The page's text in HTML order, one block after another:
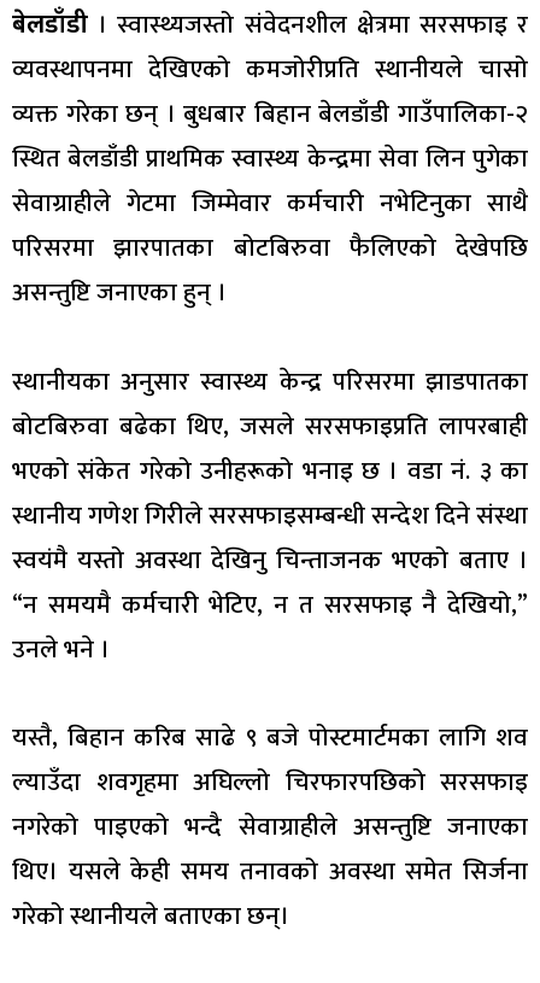
बेलडाँडी । स्वास्थ्यजस्तो संवेदनशील क्षेत्रमा सरसफाइ र
व्यवस्थापनमा देखिएको कमजोरीप्रति स्थानीयले चासो
व्यक्त गरेका छन् । बुधबार बिहान बेलडाँडी गाउँपालिका-२
स्थित बेलडाँडी प्राथमिक स्वास्थ्य केन्द्रमा सेवा लिन पुगेका
सेवाग्राहीले गेटमा जिम्मेवार कर्मचारी नभेटिनुका साथै
परिसरमा झारपातका बोटबिरुवा फैलिएको देखेपछि
असन्तुष्टि जनाएका हुन् ।
स्थानीयका अनुसार स्वास्थ्य केन्द्र परिसरमा झाडपातका
बोटबिरुवा बढेका थिए, जसले सरसफाइप्रति लापरबाही
भएको संकेत गरेको उनीहरूको भनाइ छ । वडा नं. ३ का
स्थानीय गणेश गिरीले सरसफाइसम्बन्धी सन्देश दिने संस्था
स्वयंमै यस्तो अवस्था देखिनु चिन्ताजनक भएको बताए ।
“न समयमै कर्मचारी भेटिए, न त सरसफाइ नै देखियो,”
उनले भने ।
यस्तै, बिहान करिब साढे ९ बजे पोस्टमार्टमका लागि शव
ल्याउँदा शवगृहमा अघिल्लो चिरफारपछिको सरसफाइ
नगरेको पाइएको भन्दै सेवाग्राहीले असन्तुष्टि जनाएका
थिए। यसले केही समय तनावको अवस्था समेत सिर्जना
गरेको स्थानीयले बताएका छन्।